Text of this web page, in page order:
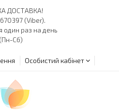
ДОСТАВКА!
(Viber).
один раз на день
(Пн-Сб)
Особистий кабінет